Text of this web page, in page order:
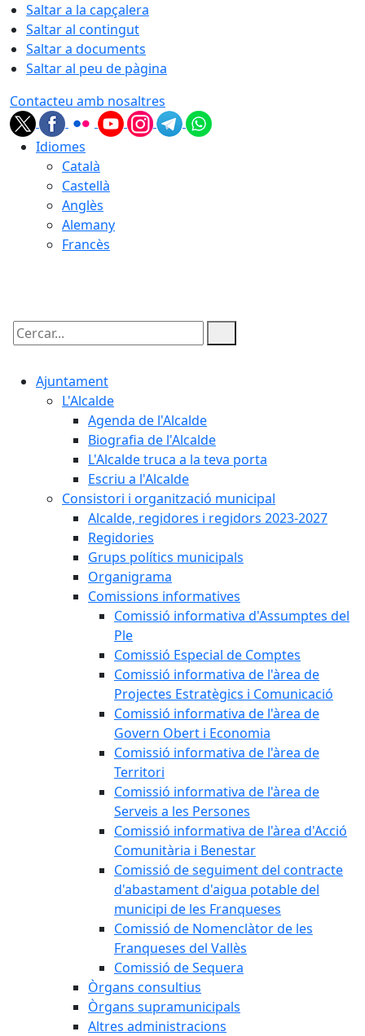
Saltar a la capçalera
Saltar al contingut
Saltar a documents
Saltar al peu de pàgina
Contacteu amb nosaltres
Idiomes
Català
Castellà
Anglès
Alemany
Francès
Cercar:
Ajuntament
L'Alcalde
Agenda de l'Alcalde
Biografia de l'Alcalde
L'Alcalde truca a la teva porta
Escriu a l'Alcalde
Consistori i organització municipal
Alcalde, regidores i regidors 2023-2027
Regidories
Grups polítics municipals
Organigrama
Comissions informatives
Comissió informativa d'Assumptes del
Ple
Comissió Especial de Comptes
Comissió informativa de l'àrea de
Projectes Estratègics i Comunicació
Comissió informativa de l'àrea de
Govern Obert i Economia
Comissió informativa de l'àrea de
Territori
Comissió informativa de l'àrea de
Serveis a les Persones
Comissió informativa de l'àrea d'Acció
Comunitària i Benestar
Comissió de seguiment del contracte
d'abastament d'aigua potable del
municipi de les Franqueses
Comissió de Nomenclàtor de les
Franqueses del Vallès
Comissió de Sequera
Òrgans consultius
Òrgans supramunicipals
Altres administracions